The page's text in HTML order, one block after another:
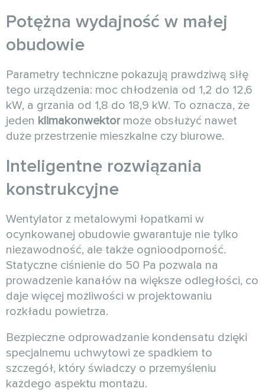
Potężna wydajność w małej
obudowie
Parametry techniczne pokazują prawdziwą siłę
tego urządzenia: moc chłodzenia od 1,2 do 12,6
kW, a grzania od 1,8 do 18,9 kW. To oznacza, że
jeden klimakonwektormoże obsłużyć nawet
duże przestrzenie mieszkalne czy biurowe.
Inteligentne rozwiązania
konstrukcyjne
Wentylator z metalowymi łopatkami w
ocynkowanej obudowie gwarantuje nie tylko
niezawodność, ale także ognioodporność.
Statyczne ciśnienie do 50 Pa pozwala na
prowadzenie kanałów na większe odległości, co
daje więcej możliwości w projektowaniu
rozkładu powietrza.
Bezpieczne odprowadzanie kondensatu dzięki
specjalnemu uchwytowi ze spadkiem to
szczegół, który świadczy o przemyśleniu
każdego aspektu montażu.